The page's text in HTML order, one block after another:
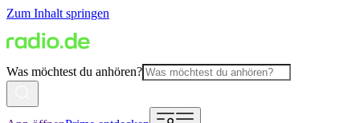
Zum Inhalt springen
Was möchtest du anhören?